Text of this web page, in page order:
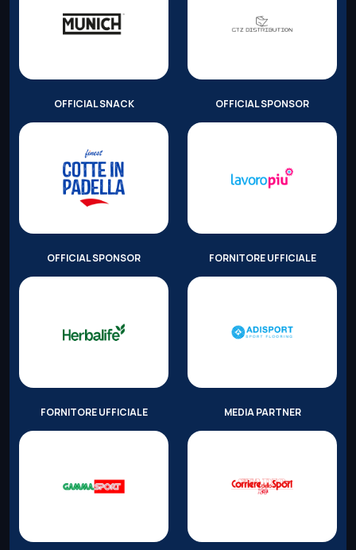
OFFICIAL SNACK OFFICIAL SPONSOR
OFFICIAL SPONSOR FORNITORE UFFICIALE
FORNITORE UFFICIALE MEDIA PARTNER